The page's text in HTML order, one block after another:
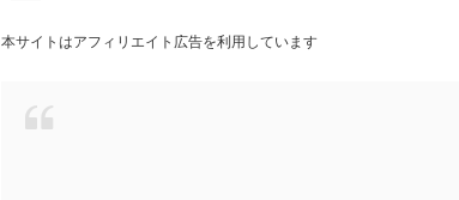
本サイトはアフィリエイト広告を利用しています